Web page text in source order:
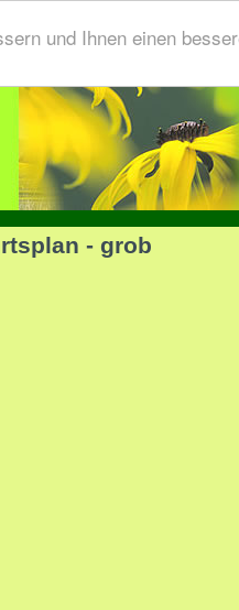
und Ihnen einen
- grob